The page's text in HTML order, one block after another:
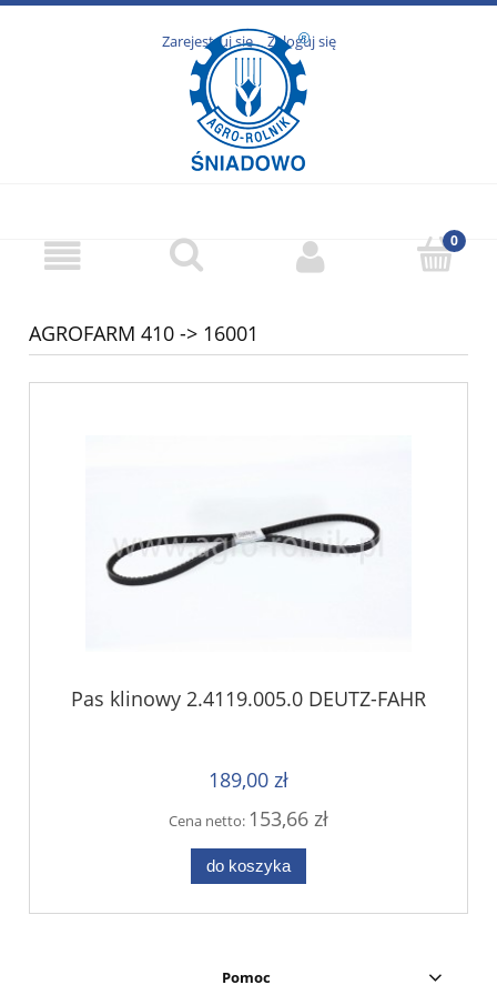
Zarejestruj się Zaloguj się
AGROFARM 410 -> 16001
Pas klinowy 2.4119.005.0 DEUTZ-FAHR
189,00 zł
Cena netto: 153,66 zł
do koszyka
Pomoc